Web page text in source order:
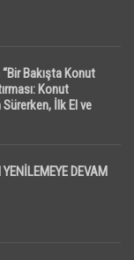
Bakışta Konut
Konut
İlk El ve
DEVAM